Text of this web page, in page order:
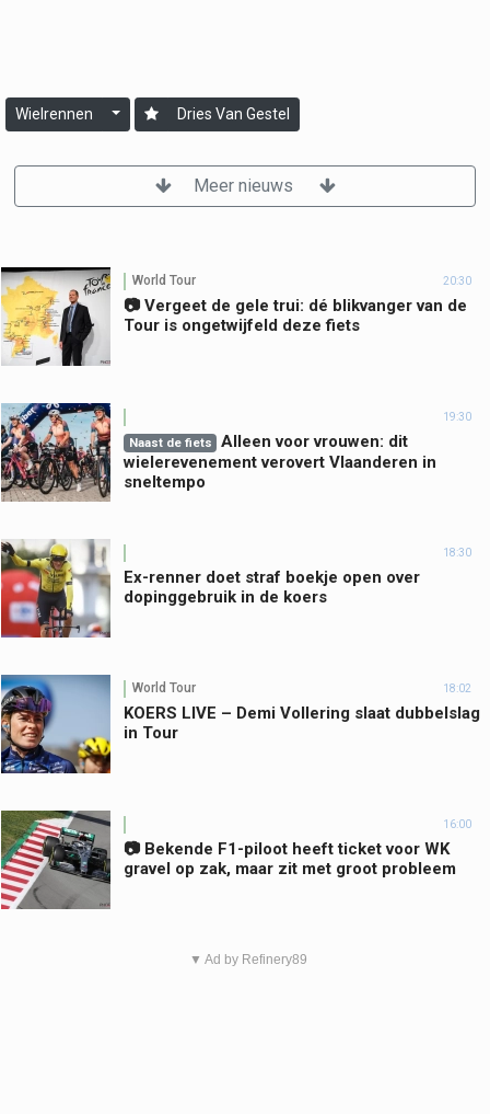
Wielrennen Dries Van Gestel
Meer nieuws
World Tour 20:30
📷 Vergeet de gele trui: dé blikvanger van de
Tour is ongetwijfeld deze fiets
19:30
Naast de fiets
Alleen voor vrouwen: dit
wielerevenement verovert Vlaanderen in
sneltempo
18:30
Ex-renner doet straf boekje open over
dopinggebruik in de koers
World Tour 18:02
KOERS LIVE – Demi Vollering slaat dubbelslag
in Tour
16:00
📷 Bekende F1-piloot heeft ticket voor WK
gravel op zak, maar zit met groot probleem
▼ Ad by Refinery89